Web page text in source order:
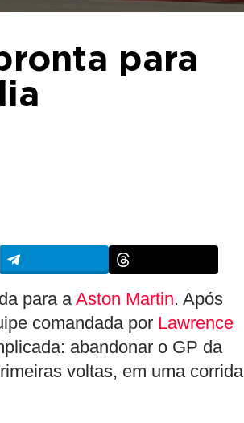
para
para aAston Martin. Após
comandada por Lawrence
abandonar o GP da
voltas, em uma corrida